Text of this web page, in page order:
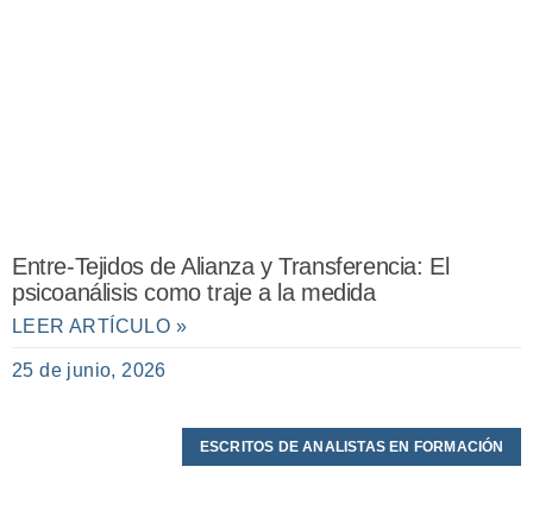
Entre-Tejidos de Alianza y Transferencia: El
psicoanálisis como traje a la medida
LEER ARTÍCULO »
25 de junio, 2026
ESCRITOS DE ANALISTAS EN FORMACIÓN